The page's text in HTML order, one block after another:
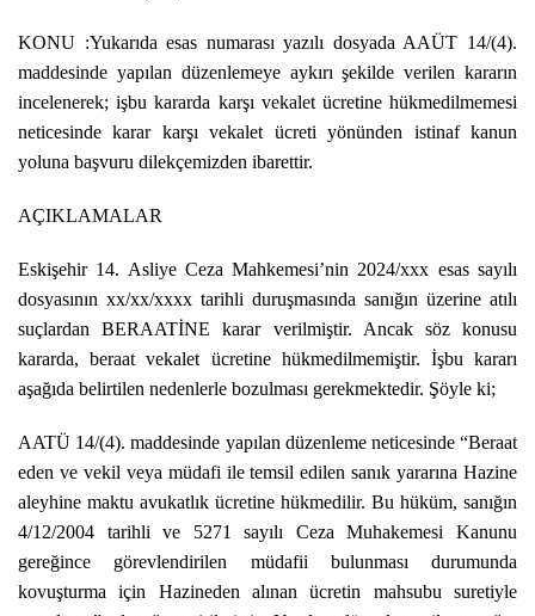
KONU :Yukarıda esas numarası yazılı dosyada AAÜT 14/(4).
maddesinde yapılan düzenlemeye aykırı şekilde verilen kararın
incelenerek; işbu kararda karşı vekalet ücretine hükmedilmemesi
neticesinde karar karşı vekalet ücreti yönünden istinaf kanun
yoluna başvuru dilekçemizden ibarettir.
AÇIKLAMALAR
Eskişehir 14. Asliye Ceza Mahkemesi’nin 2024/xxx esas sayılı
dosyasının xx/xx/xxxx tarihli duruşmasında sanığın üzerine atılı
suçlardan BERAATİNE karar verilmiştir. Ancak söz konusu
kararda, beraat vekalet ücretine hükmedilmemiştir. İşbu kararı
aşağıda belirtilen nedenlerle bozulması gerekmektedir. Şöyle ki;
AATÜ 14/(4). maddesinde yapılan düzenleme neticesinde “Beraat
eden ve vekil veya müdafi ile temsil edilen sanık yararına Hazine
aleyhine maktu avukatlık ücretine hükmedilir. Bu hüküm, sanığın
4/12/2004 tarihli ve 5271 sayılı Ceza Muhakemesi Kanunu
gereğince görevlendirilen müdafii bulunması durumunda
kovuşturma için Hazineden alınan ücretin mahsubu suretiyle